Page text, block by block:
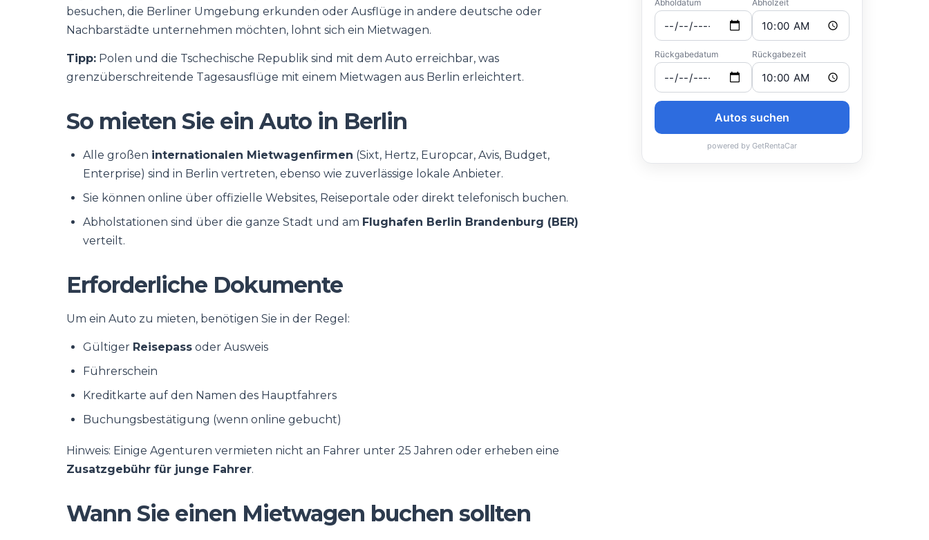
besuchen, die Berliner Umgebung erkunden oder Ausflüge in andere deutsche oder
Nachbarstädte unternehmen möchten, lohnt sich ein Mietwagen.
Tipp: Polen und die Tschechische Republik sind mit dem Auto erreichbar, was
grenzüberschreitende Tagesausflüge mit einem Mietwagen aus Berlin erleichtert.
So mieten Sie ein Auto in Berlin
Alle großen internationalen Mietwagenfirmen (Sixt, Hertz, Europcar, Avis, Budget,
Enterprise) sind in Berlin vertreten, ebenso wie zuverlässige lokale Anbieter.
Sie können online über offizielle Websites, Reiseportale oder direkt telefonisch buchen.
Abholstationen sind über die ganze Stadt und am Flughafen Berlin Brandenburg (BER)
verteilt.
Erforderliche Dokumente
Um ein Auto zu mieten, benötigen Sie in der Regel:
Gültiger Reisepass oder Ausweis
Führerschein
Kreditkarte auf den Namen des Hauptfahrers
Buchungsbestätigung (wenn online gebucht)
Hinweis: Einige Agenturen vermieten nicht an Fahrer unter 25 Jahren oder erheben eine
Zusatzgebühr für junge Fahrer.
Wann Sie einen Mietwagen buchen sollten